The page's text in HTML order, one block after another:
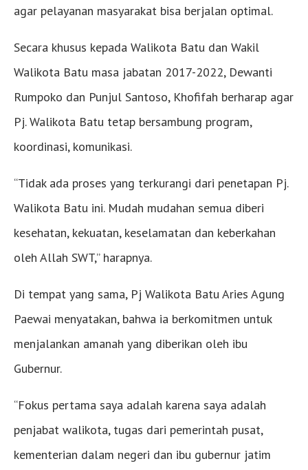
agar pelayanan masyarakat bisa berjalan optimal.
Secara khusus kepada Walikota Batu dan Wakil
Walikota Batu masa jabatan 2017-2022, Dewanti
Rumpoko dan Punjul Santoso, Khofifah berharap agar
Pj. Walikota Batu tetap bersambung program,
koordinasi, komunikasi.
“Tidak ada proses yang terkurangi dari penetapan Pj.
Walikota Batu ini. Mudah mudahan semua diberi
kesehatan, kekuatan, keselamatan dan keberkahan
oleh Allah SWT,” harapnya.
Di tempat yang sama, Pj Walikota Batu Aries Agung
Paewai menyatakan, bahwa ia berkomitmen untuk
menjalankan amanah yang diberikan oleh ibu
Gubernur.
“Fokus pertama saya adalah karena saya adalah
penjabat walikota, tugas dari pemerintah pusat,
kementerian dalam negeri dan ibu gubernur jatim